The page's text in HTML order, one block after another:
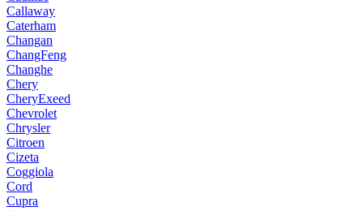
Callaway
Caterham
Changan
ChangFeng
Changhe
Chery
CheryExeed
Chevrolet
Chrysler
Citroen
Cizeta
Coggiola
Cord
Cupra